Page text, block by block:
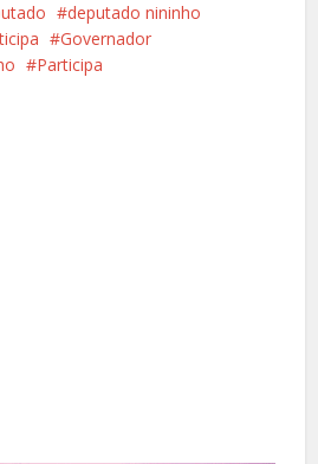
deputado nininho
Governador
Participa